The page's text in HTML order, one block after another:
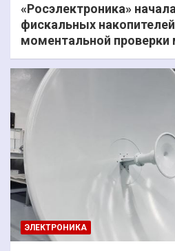
«Росэлектроника»
фискальных
моментальной проверки
ЭЛЕКТРОНИКА